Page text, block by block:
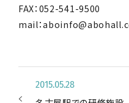
FAX：052-541-9500
mail：
2015.05.28